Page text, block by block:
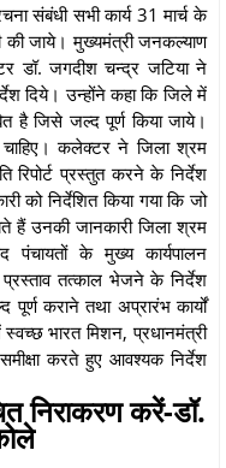
संबंधी सभी कार्य 31 मार्च के
की जाये। मुख्यमंत्री जनकल्याण
डॉ. जगदीश चन्द्र जटिया ने
दिये। उन्होंने कहा कि जिले में
है जिसे जल्द पूर्ण किया जाये।
चाहिए। कलेक्टर ने जिला श्रम
रिपोर्ट प्रस्तुत करने के निर्देश
को निर्देशित किया गया कि जो
हैं उनकी जानकारी जिला श्रम
के मुख्य कार्यपालन
तत्काल भेजने के निर्देश
पूर्ण कराने तथा अप्रारंभ कार्यों
भारत मिशन, प्रधानमंत्री
करते हुए आवश्यक निर्देश
निराकरण करें-डॉ.